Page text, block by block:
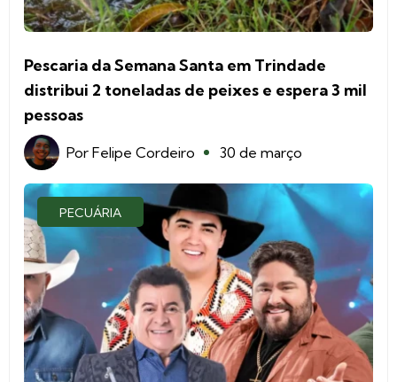
Pescaria da Semana Santa em Trindade
distribui 2 toneladas de peixes e espera 3 mil
pessoas
Por Felipe Cordeiro 30 de março
PECUÁRIA